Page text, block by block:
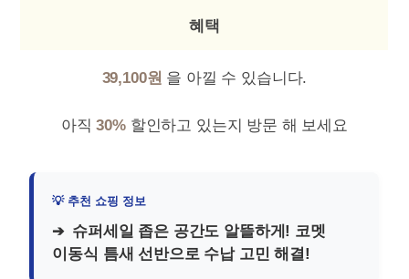
혜택
39,100원 을 아낄 수 있습니다.
아직30%할인하고 있는지 방문 해 보세요
슈퍼세일 좁은 공간도 알뜰하게! 코멧
이동식 틈새 선반으로 수납 고민 해결!